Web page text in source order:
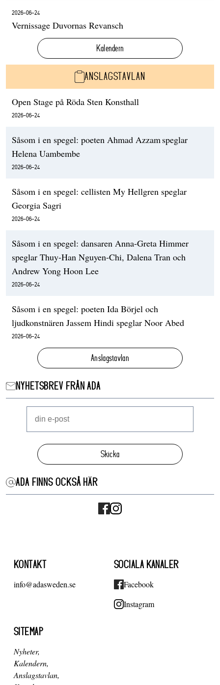
2026-06-24
Vernissage Duvornas Revansch
Kalendern
ANSLAGSTAVLAN
Open Stage på Röda Sten Konsthall
2026-06-24
Såsom i en spegel: poeten Ahmad Azzam speglar
Helena Uambembe
2026-06-24
Såsom i en spegel: cellisten My Hellgren speglar
Georgia Sagri
2026-06-24
Såsom i en spegel: dansaren Anna-Greta Himmer
speglar Thuy-Han Nguyen-Chi, Dalena Tran och
Andrew Yong Hoon Lee
2026-06-24
Såsom i en spegel: poeten Ida Börjel och
ljudkonstnären Jassem Hindi speglar Noor Abed
2026-06-24
Anslagstavlan
NYHETSBREV FRÅN ADA
Skicka
ADA FINNS OCKSÅ HÄR
KONTAKT
info@adasweden.se
SOCIALA KANALER
Facebook
Instagram
SITEMAP
Nyheter
Kalendern
Anslagstavlan